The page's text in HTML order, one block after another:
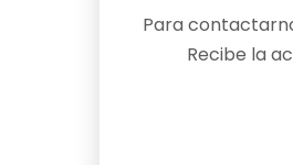
Para
Recibe la